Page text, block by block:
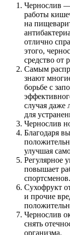
Чернослив
работы
на
отлично
этого,
средство от
Самым
знают
борьбе с
случая даже
для
Чернослив
Благодаря
улучшая
Регулярное
повышает
спортсменов.
Сухофрукт
и прочие
Чернослив
снять
организма.